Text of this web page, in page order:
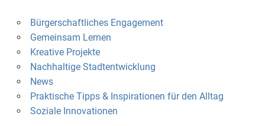
Bürgerschaftliches Engagement
Gemeinsam Lernen
Kreative Projekte
Nachhaltige Stadtentwicklung
News
Praktische Tipps & Inspirationen für den Alltag
Soziale Innovationen